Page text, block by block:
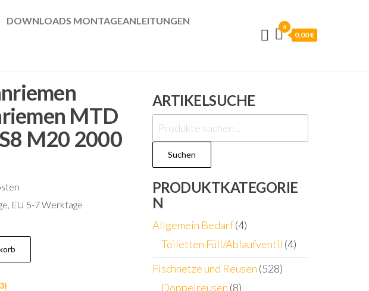
DOWNLOADS MONTAGEANLEITUNGEN
0
0,00 €
MTD
M20 2000
EU 5-7 Werktage
ARTIKELSUCHE
Suchen
nach:
Suchen
PRODUKTKATEGORIE
N
Allgemein Bedarf (4)
Toiletten Füll/Ablaufventil (4)
Fischnetze und Reusen (528)
Doppelreusen (8)